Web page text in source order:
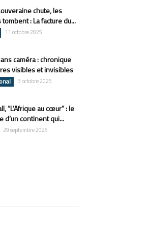
chute, les
: La facture du...
11 octobre 2025
caméra : chronique
visibles et invisibles
3 octobre 2025
“L’Afrique au cœur” : le
d’un continent qui...
29 septembre 2025